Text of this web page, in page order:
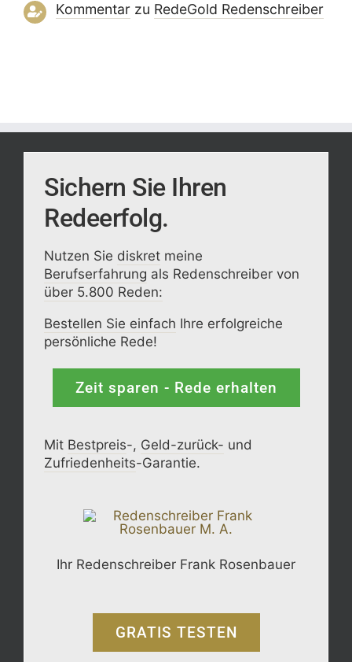
Kommentarzu RedeGold Reden­schreiber
Sichern Sie Ihren
Redeerfolg.
Nutzen Sie diskretmeine
Berufserfahrung als Redenschreiber von
über 5.800 Reden:
Bestellen Sie einfach Ihre erfolgreiche
persönliche Rede!
Zeit sparen - Rede erhalten
Mit Bestpreis-, Geld-zurück- und
Zufrieden­­heits-Garantie.
Ihr Redenschreiber Frank Rosenbauer
GRATIS TESTEN